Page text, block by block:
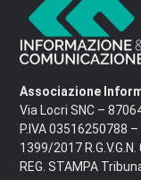
Associazione
Via Locri SNC –
P.IVA 03516250788
1399/2017
REG. STAMPA